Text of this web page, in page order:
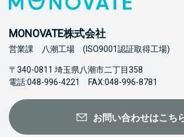
MONOVATE株式会社
営業課 八潮工場 (ISO9001認証取得工場)
〒340-0811 埼玉県八潮市二丁目358
電話:048-996-4221 FAX:048-996-8781
お問い合わせはこち